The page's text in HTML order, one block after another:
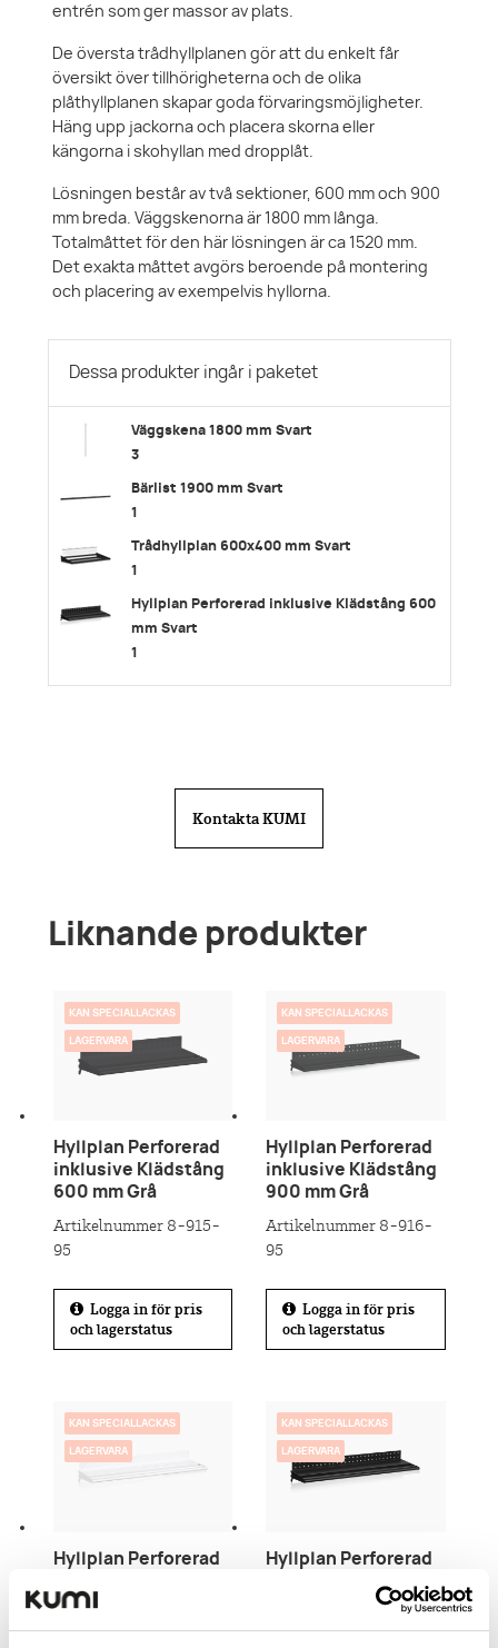
entrén som ger massor av plats.
De översta trådhyllplanen gör att du enkelt får
översikt över tillhörigheterna och de olika
plåthyllplanen skapar goda förvaringsmöjligheter.
Häng upp jackorna och placera skorna eller
kängorna i skohyllan med dropplåt.
Lösningen består av två sektioner, 600 mm och 900
mm breda. Väggskenorna är 1800 mm långa.
Totalmåttet för den här lösningen är ca 1520 mm.
Det exakta måttet avgörs beroende på montering
och placering av exempelvis hyllorna.
Dessa produkter ingår i paketet
Väggskena 1800 mm Svart
3
Bärlist 1900 mm Svart
1
Trådhyllplan 600x400 mm Svart
1
Hyllplan Perforerad inklusive Klädstång 600
mm Svart
1
Plåthyllplan Perforerat 600x400 mm Svart
1
Kontakta KUMI
Liknande produkter
KAN SPECIALLACKAS
LAGERVARA
Hyllplan Perforerad
inklusive Klädstång
600 mm Grå
Artikelnummer 8-915-
95
Logga in för pris
och lagerstatus
KAN SPECIALLACKAS
LAGERVARA
Hyllplan Perforerad
inklusive Klädstång
900 mm Grå
Artikelnummer 8-916-
95
Logga in för pris
och lagerstatus
KAN SPECIALLACKAS
LAGERVARA
Hyllplan Perforerad
900 mm Vit
Artikelnummer 8-916-
KAN SPECIALLACKAS
LAGERVARA
Hyllplan Perforerad
900 mm Svart
Artikelnummer 8-916-